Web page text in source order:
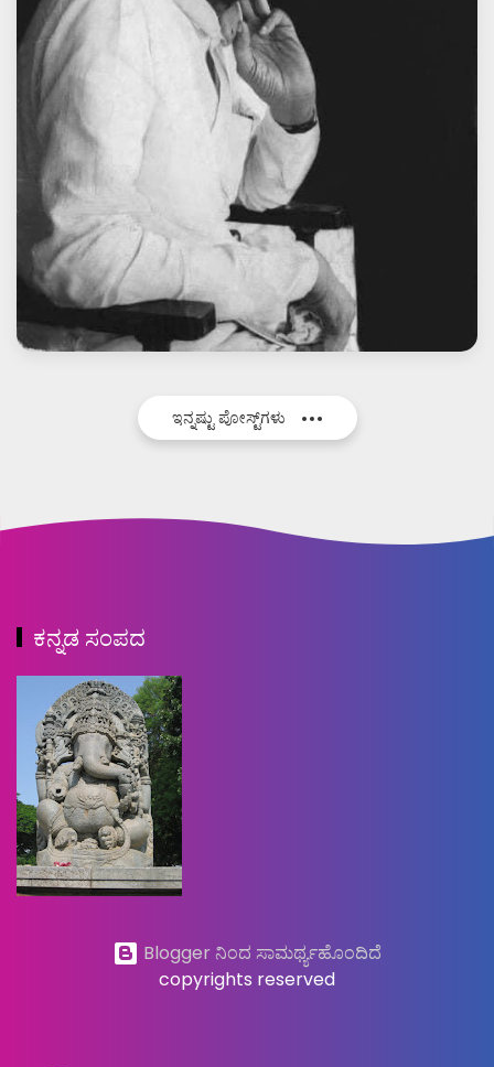
ಇನ್ನಷ್ಟು ಪೋಸ್ಟ್‌ಗಳು
ಕನ್ನಡ ಸಂಪದ
Blogger ನಿಂದ ಸಾಮರ್ಥ್ಯಹೊಂದಿದೆ
copyrights reserved